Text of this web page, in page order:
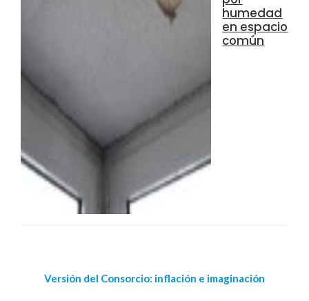
humedad
en espacio
común
Versión del Consorcio: inflación e imaginación